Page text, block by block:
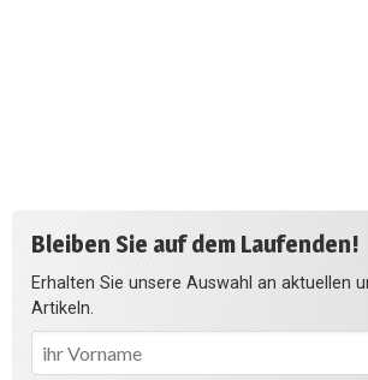
Bleiben Sie auf dem Laufenden!
Erhalten Sie unsere Auswahl an aktuellen
Artikeln.